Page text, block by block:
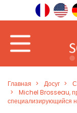
Главная Досуг
Michel Brosseau,
специализирующийся